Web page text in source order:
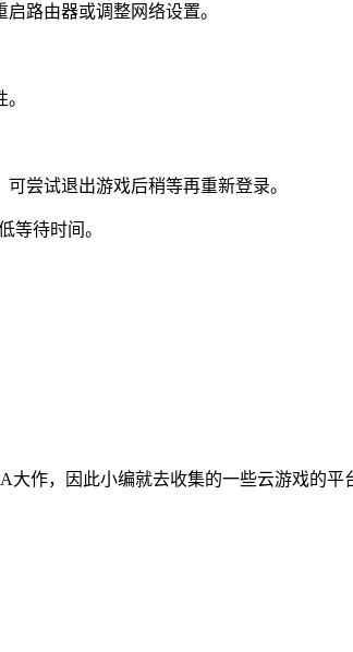
路由器或调整网络设置。
尝试退出游戏后稍等再重新登录。
等待时间。
作，因此小编就去收集的一些云游戏的